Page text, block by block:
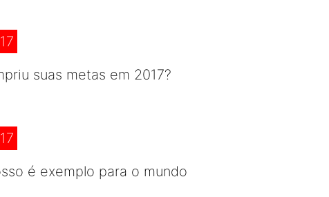
suas metas em 2017?
é exemplo para o mundo